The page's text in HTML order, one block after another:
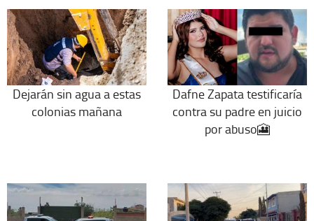
Dejarán sin agua a estas
colonias mañana
Dafne Zapata testificaría
contra su padre en juicio
por abuso🎦